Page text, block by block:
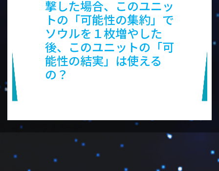
撃した場合、このユニッ
トの「可能性の集約」で
ソウルを１枚増やした
後、このユニットの「可
能性の結実」は使える
の？